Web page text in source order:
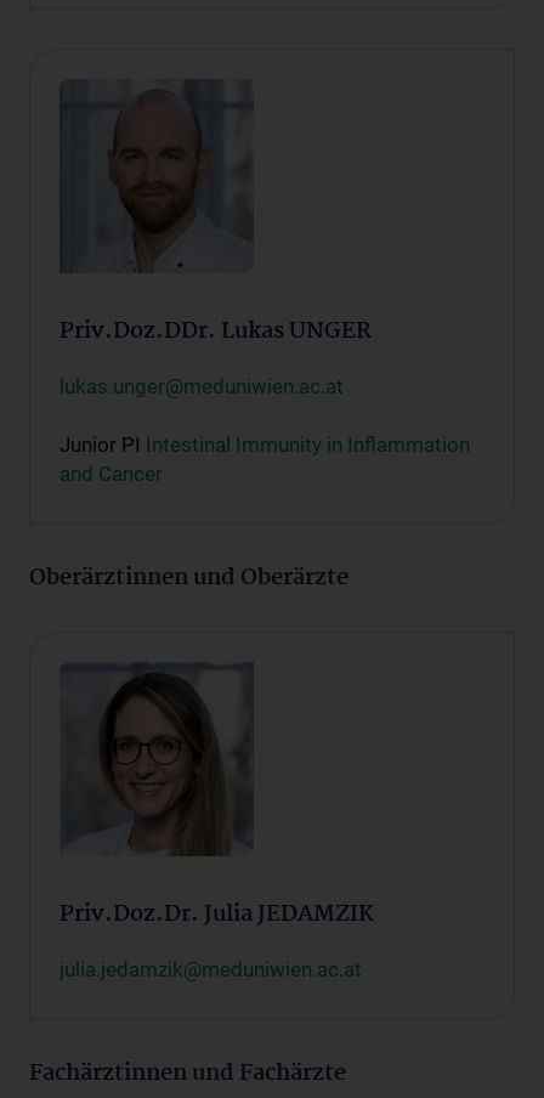
Priv.Doz.DDr. Lukas UNGER
lukas.unger@meduniwien.ac.at
Junior PI Intestinal Immunity in Inflammation
and Cancer
Oberärztinnen und Oberärzte
Priv.Doz.Dr. Julia JEDAMZIK
julia.jedamzik@meduniwien.ac.at
Fachärztinnen und Fachärzte